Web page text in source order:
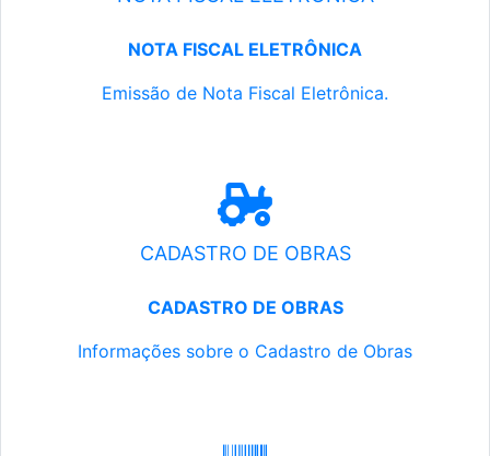
NOTA FISCAL ELETRÔNICA
Emissão de Nota Fiscal Eletrônica.
CADASTRO DE OBRAS
CADASTRO DE OBRAS
Informações sobre o Cadastro de Obras